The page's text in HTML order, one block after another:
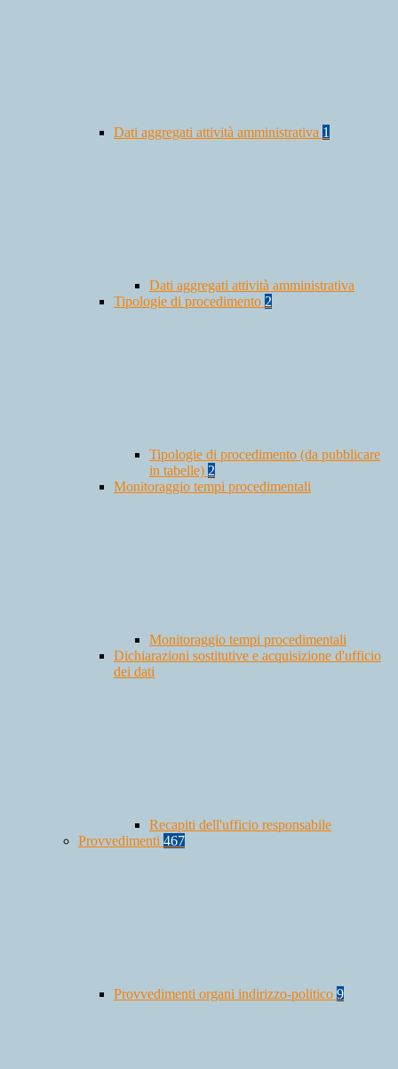
Dati aggregati attività amministrativa 1
Dati aggregati attività amministrativa
Tipologie di procedimento 2
Tipologie di procedimento (da pubblicare
in tabelle) 2
Monitoraggio tempi procedimentali
Monitoraggio tempi procedimentali
Dichiarazioni sostitutive e acquisizione d'ufficio
dei dati
Recapiti dell'ufficio responsabile
Provvedimenti 467
Provvedimenti organi indirizzo-politico 9